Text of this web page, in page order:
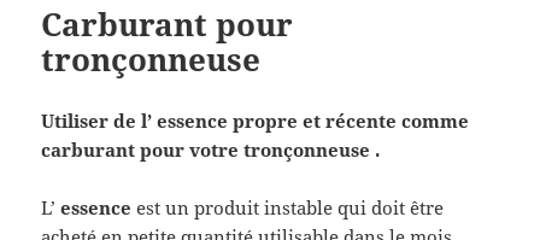
Carburant pour
tronçonneuse
Utiliser de l’ essence propre et récente comme
carburant pour votre tronçonneuse .
L’essenceest un produit instable qui doit être